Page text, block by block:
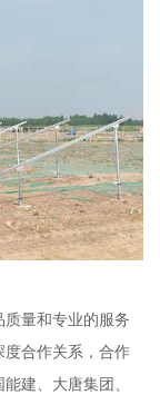
量和专业的服务
合作关系，合作
建、大唐集团、